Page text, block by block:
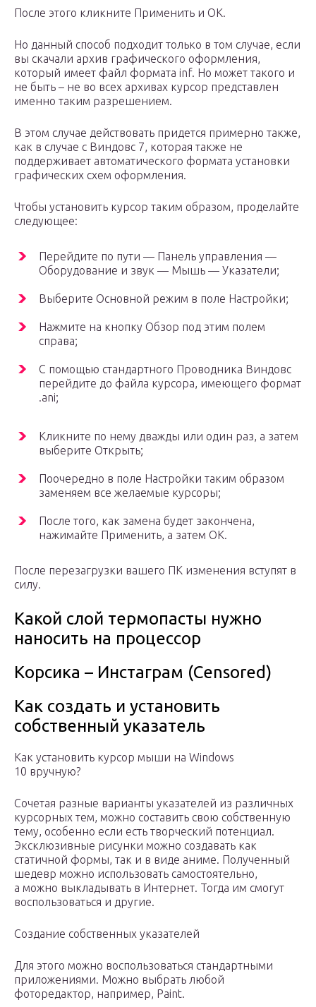
После этого кликните Применить и ОК.
Но данный способ подходит только в том случае, если
вы скачали архив графического оформления,
который имеет файл формата inf. Но может такого и
не быть – не во всех архивах курсор представлен
именно таким разрешением.
В этом случае действовать придется примерно также,
как в случае с Виндовс 7, которая также не
поддерживает автоматического формата установки
графических схем оформления.
Чтобы установить курсор таким образом, проделайте
следующее:
Перейдите по пути — Панель управления —
Оборудование и звук — Мышь — Указатели;
Выберите Основной режим в поле Настройки;
Нажмите на кнопку Обзор под этим полем
справа;
С помощью стандартного Проводника Виндовс
перейдите до файла курсора, имеющего формат
.ani;
Кликните по нему дважды или один раз, а затем
выберите Открыть;
Поочередно в поле Настройки таким образом
заменяем все желаемые курсоры;
После того, как замена будет закончена,
нажимайте Применить, а затем ОК.
После перезагрузки вашего ПК изменения вступят в
силу.
Какой слой термопасты нужно
наносить на процессор
Корсика – Инстаграм (Censored)
Как создать и установить
собственный указатель
Как установить курсор мыши на Windows
10 вручную?
Сочетая разные варианты указателей из различных
курсорных тем, можно составить свою собственную
тему, особенно если есть творческий потенциал.
Эксклюзивные рисунки можно создавать как
статичной формы, так и в виде аниме. Полученный
шедевр можно использовать самостоятельно,
а можно выкладывать в Интернет. Тогда им смогут
воспользоваться и другие.
Создание собственных указателей
Для этого можно воспользоваться стандартными
приложениями. Можно выбрать любой
фоторедактор, например, Paint.